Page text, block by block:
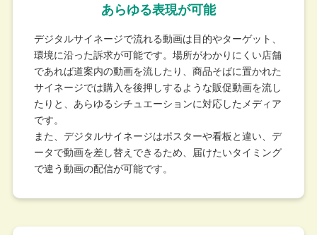
あらゆる表現が可能​
デジタルサイネージで流れる動画は目的やターゲット、
環境に沿った訴求が可能です。場所がわかりにくい店舗
であれば道案内の動画を流したり、商品そばに置かれた
サイネージでは購入を後押しするような販促動画を流し
たりと、あらゆるシチュエーションに対応したメディア
です。
また、デジタルサイネージはポスターや看板と違い、デ
ータで動画を差し替えできるため、届けたいタイミング
で違う動画の配信が可能です。